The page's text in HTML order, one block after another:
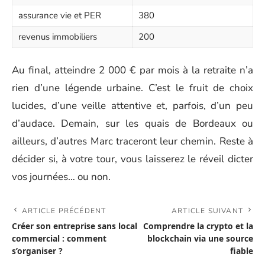
assurance vie et PER
380
revenus immobiliers
200
Au final, atteindre 2 000 € par mois à la retraite n’a
rien d’une légende urbaine. C’est le fruit de choix
lucides, d’une veille attentive et, parfois, d’un peu
d’audace. Demain, sur les quais de Bordeaux ou
ailleurs, d’autres Marc traceront leur chemin. Reste à
décider si, à votre tour, vous laisserez le réveil dicter
vos journées… ou non.
ARTICLE PRÉCÉDENT
Créer son entreprise sans local
commercial : comment
s’organiser ?
ARTICLE SUIVANT
Comprendre la crypto et la
blockchain via une source
fiable